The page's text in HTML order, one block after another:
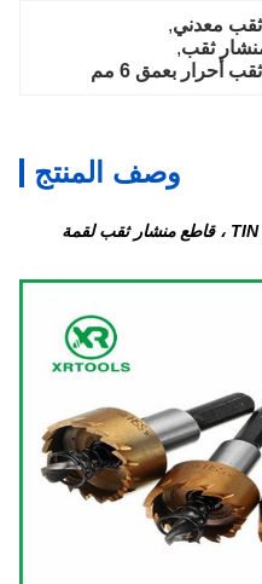
معدني ,
ثقب,
أحرار بعمق 6 مم
وصف المنتج
منشار ثقب HSS مطلي بـ TIN M2 / 4341 ، قاطع منشار ثقب لقمة